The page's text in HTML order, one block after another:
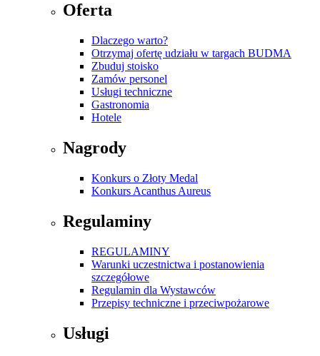
Oferta
Dlaczego warto?
Otrzymaj ofertę udziału w targach BUDMA
Zbuduj stoisko
Zamów personel
Usługi techniczne
Gastronomia
Hotele
Nagrody
Konkurs o Złoty Medal
Konkurs Acanthus Aureus
Regulaminy
REGULAMINY
Warunki uczestnictwa i postanowienia
szczegółowe
Regulamin dla Wystawców
Przepisy techniczne i przeciwpożarowe
Usługi